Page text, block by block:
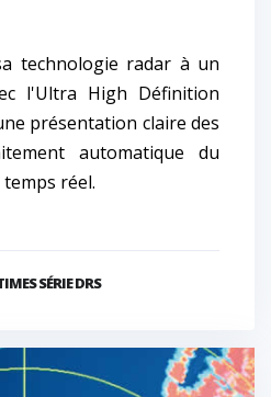
technologie radar à un
l'Ultra High Définition
présentation claire des
automatique du
réel.
SÉRIE DRS